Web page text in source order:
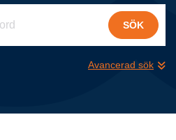
SÖK
Avancerad sök